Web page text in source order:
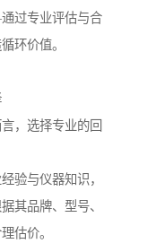
过专业评估与合
环价值。
，选择专业的回
验与仪器知识，
其品牌、型号、
估价。